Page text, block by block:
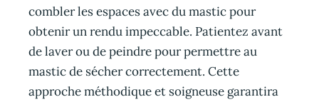
combler les espaces avec du mastic pour
obtenir un rendu impeccable. Patientez avant
de laver ou de peindre pour permettre au
mastic de sécher correctement. Cette
approche méthodique et soigneuse garantira